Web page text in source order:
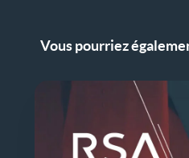
Vous pourriez